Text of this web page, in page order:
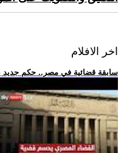
اخر الافلام
.. سابقة قضائية في مصر.. حكم جديد